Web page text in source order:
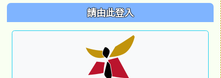
左邊區域內容 請由此登入